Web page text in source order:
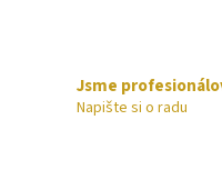
p
r
í
Jsme
Napište si o radu